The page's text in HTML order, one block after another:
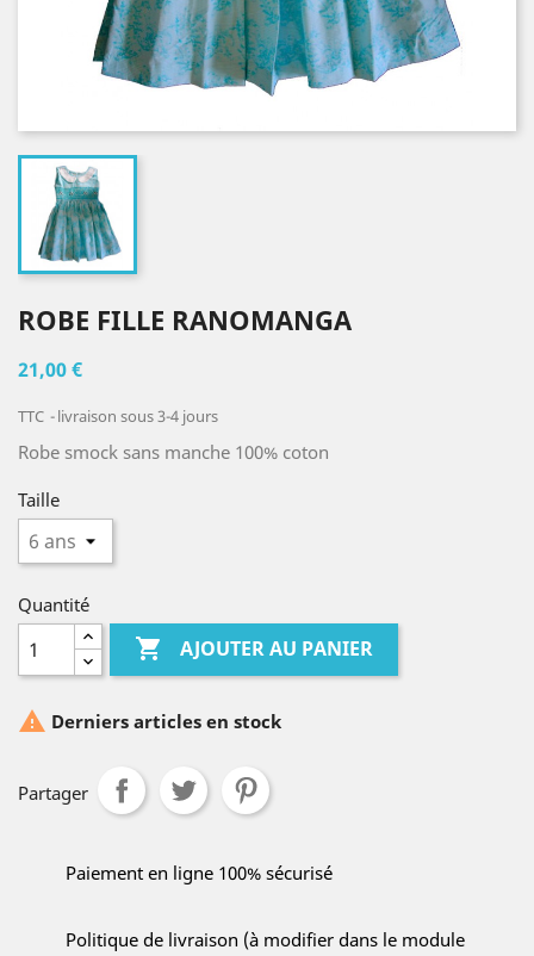
ROBE FILLE RANOMANGA
21,00 €
TTC livraison sous 3-4 jours
Robe smock sans manche 100% coton
Taille
Quantité
 AJOUTER AU PANIER
 Derniers articles en stock
Partager
Paiement en ligne 100% sécurisé
Politique de livraison (à modifier dans le module